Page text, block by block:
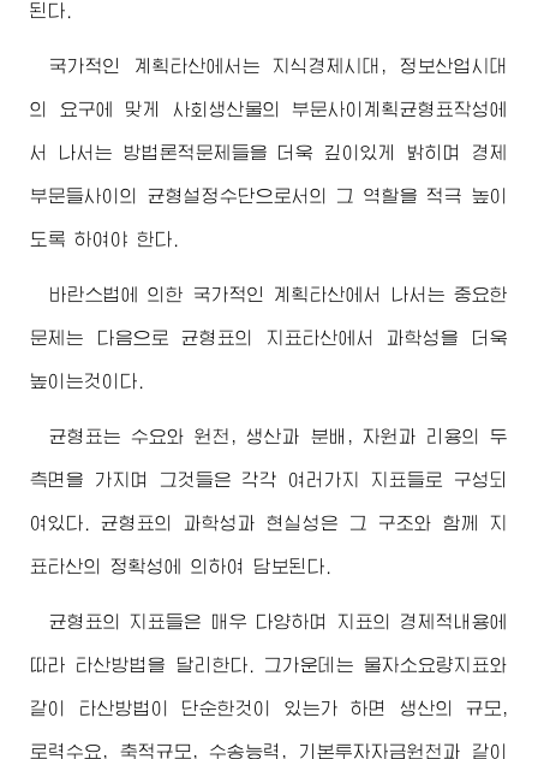
된다.
국가적인 계획타산에서는 지식경제시대, 정보산업시대
의 요구에 맞게 사회생산물의 부문사이계획균형표작성에
서 나서는 방법론적문제들을 더욱 깊이있게 밝히며 경제
부문들사이의 균형설정수단으로서의 그 역할을 적극 높이
도록 하여야 한다.
바란스법에 의한 국가적인 계획타산에서 나서는 중요한
문제는 다음으로 균형표의 지표타산에서 과학성을 더욱
높이는것이다.
균형표는 수요와 원천, 생산과 분배, 자원과 리용의 두
측면을 가지며 그것들은 각각 여러가지 지표들로 구성되
여있다. 균형표의 과학성과 현실성은 그 구조와 함께 지
표타산의 정확성에 의하여 담보된다.
균형표의 지표들은 매우 다양하며 지표의 경제적내용에
따라 타산방법을 달리한다. 그가운데는 물자소요량지표와
같이 타산방법이 단순한것이 있는가 하면 생산의 규모,
로력수요, 축적규모, 수송능력, 기본투자자금원천과 같이